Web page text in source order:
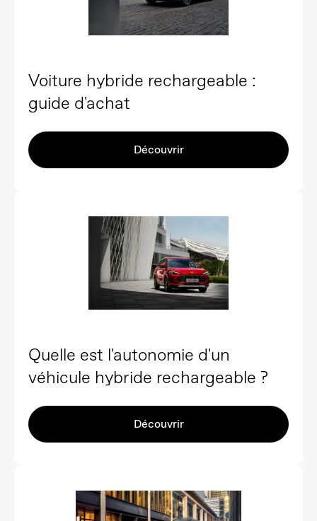
Voiture hybride rechargeable :
guide d'achat
Découvrir
Quelle est l'autonomie d'un
véhicule hybride rechargeable ?
Découvrir